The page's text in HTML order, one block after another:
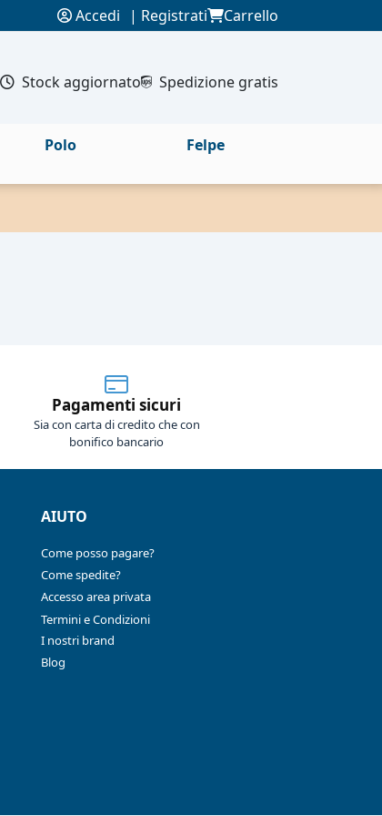
Accedi | Registrati Carrello
Stock aggiornato Spedizione gratis
Polo Felpe
Pagamenti sicuri
Sia con carta di credito che con
bonifico bancario
AIUTO
Come posso pagare?
Come spedite?
Accesso area privata
Termini e Condizioni
I nostri brand
Blog